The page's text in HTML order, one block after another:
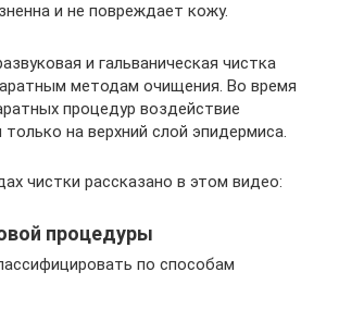
и не повреждает кожу.
и гальваническая чистка
методам очищения. Во время
процедур воздействие
на верхний слой эпидермиса.
чистки рассказано в этом видео:
процедуры
по способам